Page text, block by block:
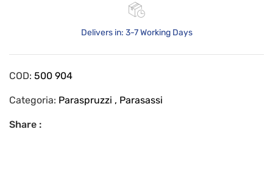
Delivers in: 3-7 Working Days
COD: 500 904
Categoria: Paraspruzzi , Parasassi
Share :